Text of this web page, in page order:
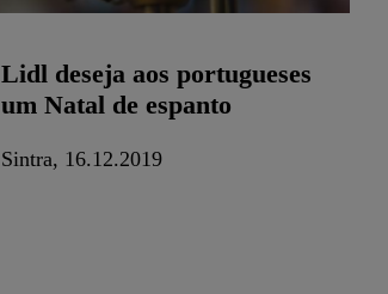
Lidl deseja aos portugueses
um Natal de espanto
Sintra, 16.12.2019